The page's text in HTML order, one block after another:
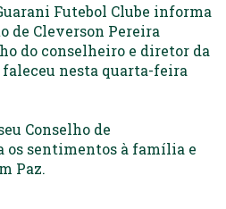
Futebol Clube informa
de Cleverson Pereira
do conselheiro e diretor da
nesta quarta-feira
Conselho de
sentimentos à família e
Paz.